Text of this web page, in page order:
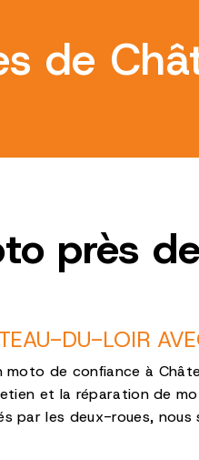
de
près
DU-LOIR
de confiance à
et la réparation de
par les deux-roues,